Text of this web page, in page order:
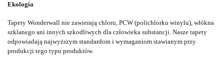
Ekologia
Tapety Wonderwall nie zawierają chloru, PCW (polichlorku winylu), włókna
szklanego ani innych szkodliwych dla człowieka substancji. Nasze tapety
odpowiadają najwyższym standardom i wymaganiom stawianym przy
produkcji tego typu produktów.